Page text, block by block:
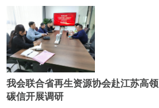
我会联合省再生资源协会赴江苏高领
碳信开展调研